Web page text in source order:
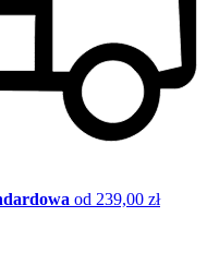
od 239,00 zł